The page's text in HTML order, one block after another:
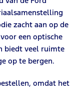
zacht aan op de
een optische
biedt veel ruimte
op te bergen.
omdat het